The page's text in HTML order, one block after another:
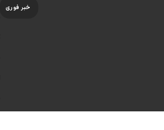
خبر فوری